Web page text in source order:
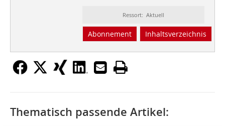
Ressort: Aktuell
Abonnement Inhaltsverzeichnis
Thematisch passende Artikel: